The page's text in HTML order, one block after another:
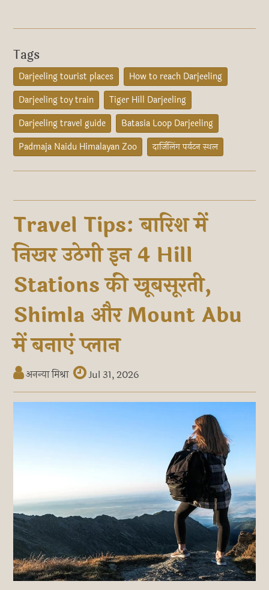
Tags
Darjeeling tourist places
How to reach Darjeeling
Darjeeling toy train
Tiger Hill Darjeeling
Darjeeling travel guide
Batasia Loop Darjeeling
Padmaja Naidu Himalayan Zoo
दार्जिलिंग पर्यटन स्थल
Travel Tips: बारिश में
निखर उठेगी इन 4 Hill
Stations की खूबसूरती,
Shimla और Mount Abu
में बनाएं प्लान
अनन्या मिश्रा Jul 31, 2026